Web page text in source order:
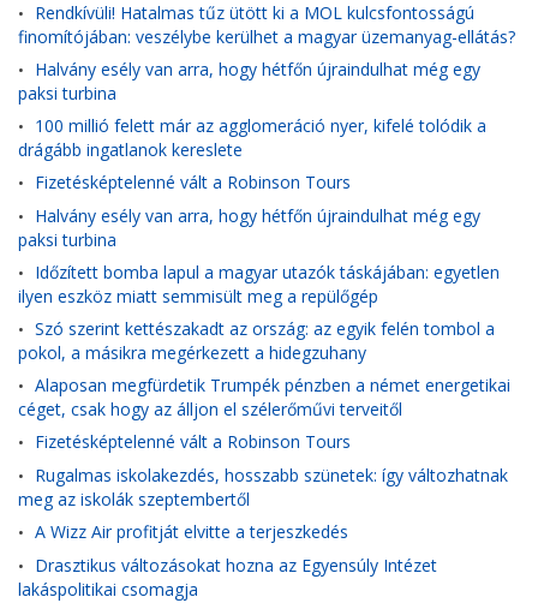
• Rendkívüli! Hatalmas tűz ütött ki a MOL kulcsfontosságú
finomítójában: veszélybe kerülhet a magyar üzemanyag-ellátás?
• Halvány esély van arra, hogy hétfőn újraindulhat még egy
paksi turbina
• 100 millió felett már az agglomeráció nyer, kifelé tolódik a
drágább ingatlanok kereslete
• Fizetésképtelenné vált a Robinson Tours
• Halvány esély van arra, hogy hétfőn újraindulhat még egy
paksi turbina
• Időzített bomba lapul a magyar utazók táskájában: egyetlen
ilyen eszköz miatt semmisült meg a repülőgép
• Szó szerint kettészakadt az ország: az egyik felén tombol a
pokol, a másikra megérkezett a hidegzuhany
• Alaposan megfürdetik Trumpék pénzben a német energetikai
céget, csak hogy az álljon el szélerőművi terveitől
• Fizetésképtelenné vált a Robinson Tours
• Rugalmas iskolakezdés, hosszabb szünetek: így változhatnak
meg az iskolák szeptembertől
• A Wizz Air profitját elvitte a terjeszkedés
• Drasztikus változásokat hozna az Egyensúly Intézet
lakáspolitikai csomagja